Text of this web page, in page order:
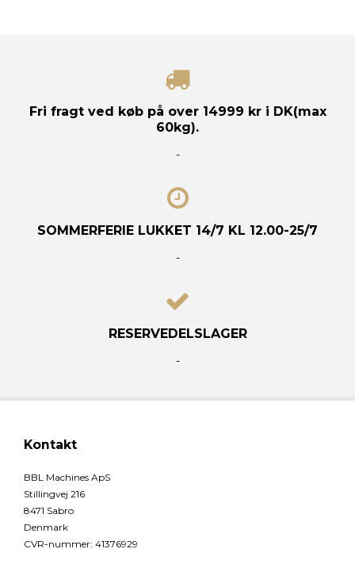
Fri fragt ved køb på over 14999 kr i DK(max
60kg).
-
SOMMERFERIE LUKKET 14/7 KL 12.00-25/7
-
RESERVEDELSLAGER
-
Kontakt
BBL Machines ApS
Stillingvej 216
8471 Sabro
Denmark
CVR-nummer: 41376929